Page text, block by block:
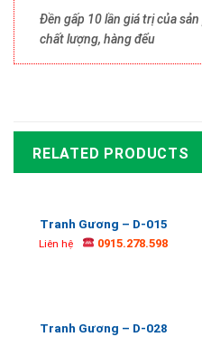
Đền gấp 10 lần giá trị của
chất lượng, hàng đểu
RELATED PRODUCTS
Tranh Gương – D-015
Liên hệ 0915.278.598
Tranh Gương – D-028